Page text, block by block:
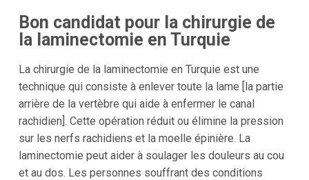
Bon candidat pour la chirurgie de
la laminectomie en Turquie
La chirurgie de la laminectomie en Turquie est une
technique qui consiste à enlever toute la lame [la partie
arrière de la vertèbre qui aide à enfermer le canal
rachidien]. Cette opération réduit ou élimine la pression
sur les nerfs rachidiens et la moelle épinière. La
laminectomie peut aider à soulager les douleurs au cou
et au dos. Les personnes souffrant des conditions